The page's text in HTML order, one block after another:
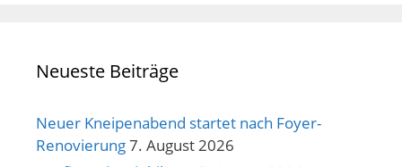
Neueste Beiträge
Neuer Kneipenabend startet nach Foyer-
Renovierung7. August 2026